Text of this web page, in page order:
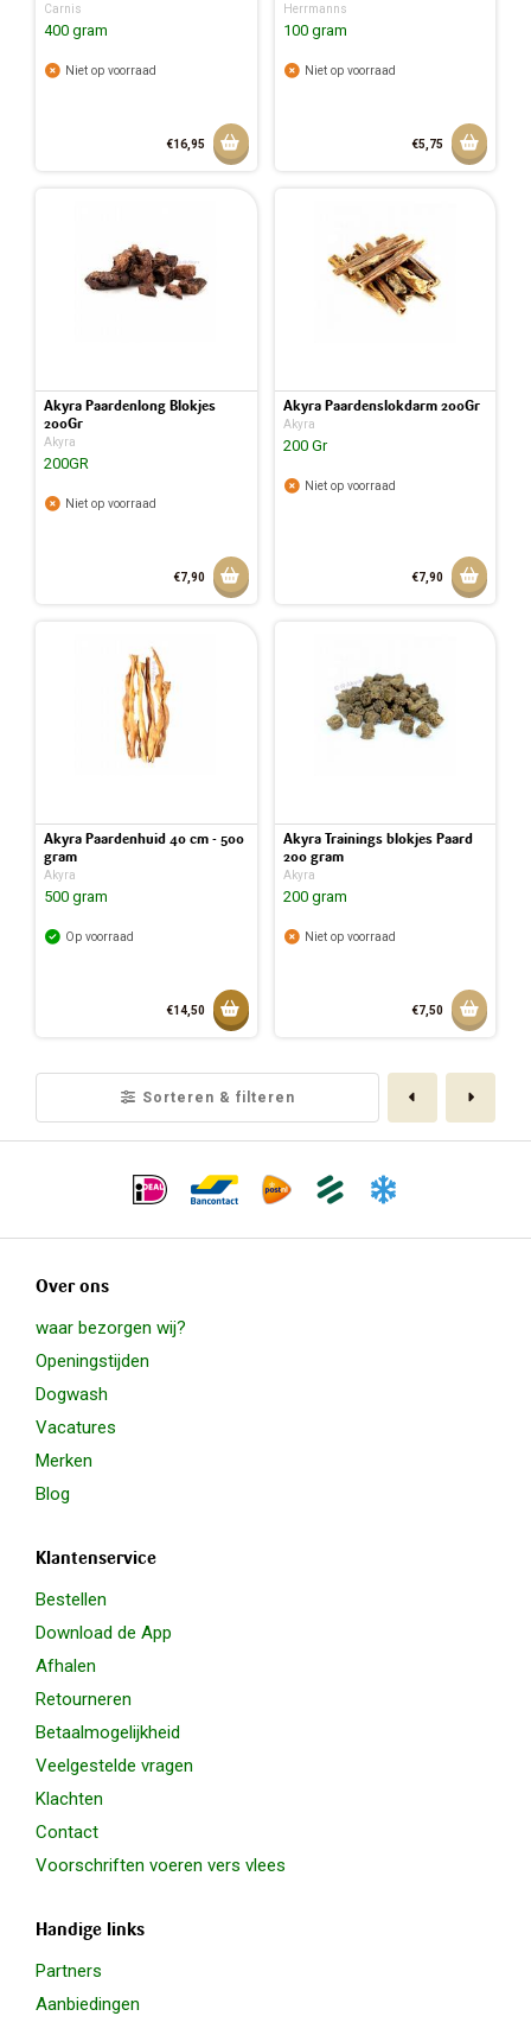
Carnis
400 gram
Niet op voorraad
€16,95 Aan winkelmandje toevoegen
Herrmanns
100 gram
Niet op voorraad
€5,75 Aan
Akyra Paardenlong Blokjes
200Gr
Akyra
200GR
Niet op voorraad
€7,90 Aan winkelmandje toevoegen
Akyra Paardenslokdarm 200Gr
Akyra
200 Gr
Niet op voorraad
€7,90 Aan
Akyra Paardenhuid 40 cm - 500
gram
Akyra
500 gram
Op voorraad
€14,50 Toevoegen aan mandje
Toegevoegd aan mandje
Akyra Trainings blokjes Paard
200 gram
Akyra
200 gram
Niet op voorraad
€7,50 Aan
Sorteren & filteren Vorige
Over ons
waar bezorgen wij?
Openingstijden
Dogwash
Vacatures
Merken
Blog
Klantenservice
Bestellen
Download de App
Afhalen
Retourneren
Betaalmogelijkheid
Veelgestelde vragen
Klachten
Contact
Voorschriften voeren vers vlees
Handige links
Partners
Aanbiedingen